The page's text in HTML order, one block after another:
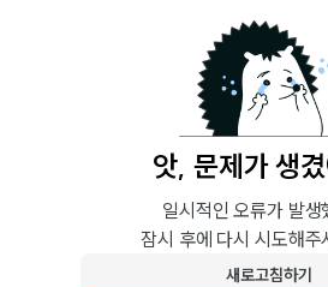
앗, 문제가 생
일시적인 오류가 발생
잠시 후에 다시 시도해주
새로고침하기